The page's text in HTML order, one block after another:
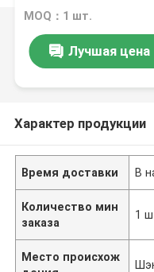
SOT363 / 1 схема
MOQ：1 шт.
Лучшая цена
Характер продукции
Время доставки В
Количество мин
заказа
1
Место происхож